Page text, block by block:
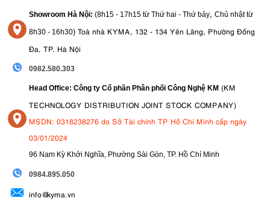
Showroom Hà Nội: (8h15 - 17h15 từ Thứ hai - Thứ bảy, Chủ nhật từ
8h30 - 16h30) Toà nhà KYMA, 132 - 134 Yên Lãng, Phường Đống
Đa, TP. Hà Nội
0982.580.303
Head Office: Công ty Cổ phần Phân phối Công Nghệ KM (KM
TECHNOLOGY DISTRIBUTION JOINT STOCK COMPANY)
MSDN: 0318238276 do Sở Tài chính TP Hồ Chí Minh cấp ngày
03/01/2024
96 Nam Kỳ Khởi Nghĩa, Phường Sài Gòn, TP. Hồ Chí Minh
0984.895.050
info@kyma.vn